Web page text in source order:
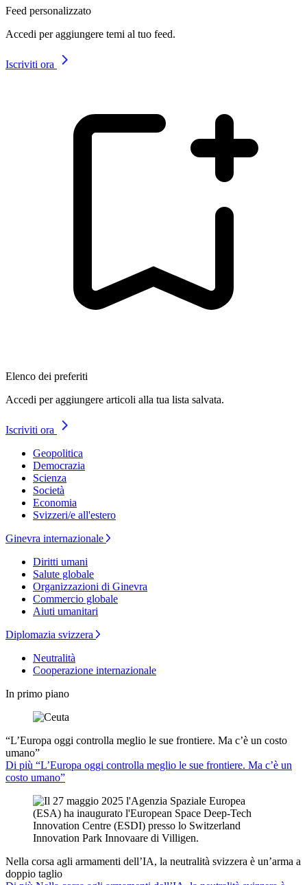
Feed personalizzato
Accedi per aggiungere temi al tuo feed.
Iscriviti ora
Elenco dei preferiti
Accedi per aggiungere articoli alla tua lista salvata.
Iscriviti ora
Geopolitica
Democrazia
Scienza
Società
Economia
Svizzeri/e all'estero
Ginevra internazionale
Diritti umani
Salute globale
Organizzazioni di Ginevra
Commercio globale
Aiuti umanitari
Diplomazia svizzera
Neutralità
Cooperazione internazionale
In primo piano
“L’Europa oggi controlla meglio le sue frontiere. Ma c’è un costo
umano”
Di più “L’Europa oggi controlla meglio le sue frontiere. Ma c’è un
costo umano”
Nella corsa agli armamenti dell’IA, la neutralità svizzera è un’arma a
doppio taglio